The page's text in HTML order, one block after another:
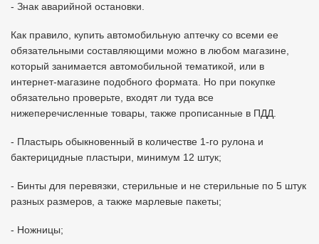
- Знак аварийной остановки.
Как правило, купить автомобильную аптечку со всеми ее
обязательными составляющими можно в любом магазине,
который занимается автомобильной тематикой, или в
интернет-магазине подобного формата. Но при покупке
обязательно проверьте, входят ли туда все
нижеперечисленные товары, также прописанные в ПДД.
- Пластырь обыкновенный в количестве 1-го рулона и
бактерицидные пластыри, минимум 12 штук;
- Бинты для перевязки, стерильные и не стерильные по 5 штук
разных размеров, а также марлевые пакеты;
- Ножницы;